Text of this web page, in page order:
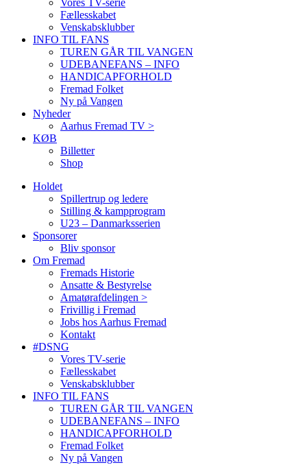
Vores TV-serie
Fællesskabet
Venskabsklubber
INFO TIL FANS
TUREN GÅR TIL VANGEN
UDEBANEFANS – INFO
HANDICAPFORHOLD
Fremad Folket
Ny på Vangen
Nyheder
Aarhus Fremad TV >
KØB
Billetter
Shop
Holdet
Spillertrup og ledere
Stilling & kampprogram
U23 – Danmarksserien
Sponsorer
Bliv sponsor
Om Fremad
Fremads Historie
Ansatte & Bestyrelse
Amatørafdelingen >
Frivillig i Fremad
Jobs hos Aarhus Fremad
Kontakt
#DSNG
Vores TV-serie
Fællesskabet
Venskabsklubber
INFO TIL FANS
TUREN GÅR TIL VANGEN
UDEBANEFANS – INFO
HANDICAPFORHOLD
Fremad Folket
Ny på Vangen